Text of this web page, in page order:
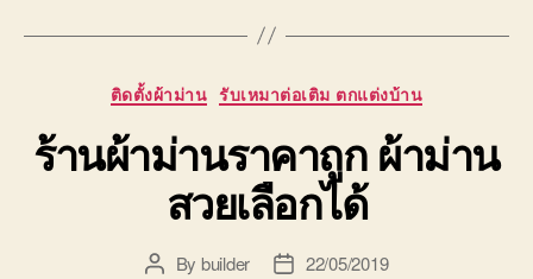
Categories
ติดตั้งผ้าม่าน รับเหมาต่อเติม ตกแต่งบ้าน
ร้านผ้าม่านราคาถูก ผ้าม่าน
สวยเลือกได้
PostBy builder
Post22/05/2019